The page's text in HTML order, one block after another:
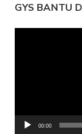
GYS BANTU
00:00